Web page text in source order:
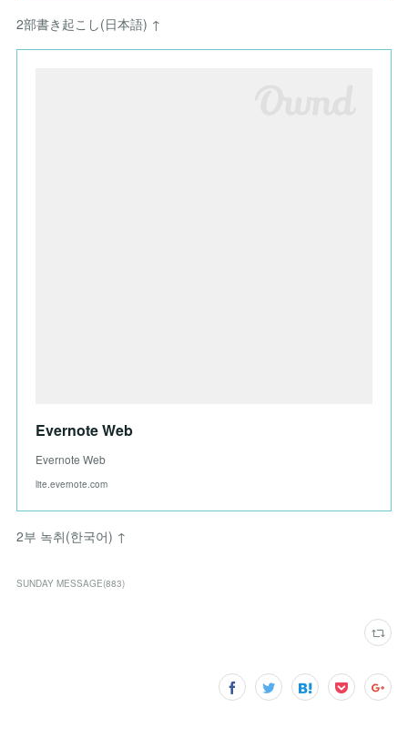
2部書き起こし(日本語) ↑
Evernote Web
Evernote Web
lite.evernote.com
2부 녹취(한국어) ↑
SUNDAY MESSAGE(883)